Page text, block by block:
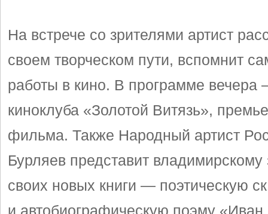
На встрече со зрителями артист
своем творческом пути, вспомнит
работы в кино. В программе вечера
киноклуба «Золотой Витязь»,
фильма. Также Народный артист
Бурляев представит
своих новых книги — поэтическую
и автобиографическую поэму